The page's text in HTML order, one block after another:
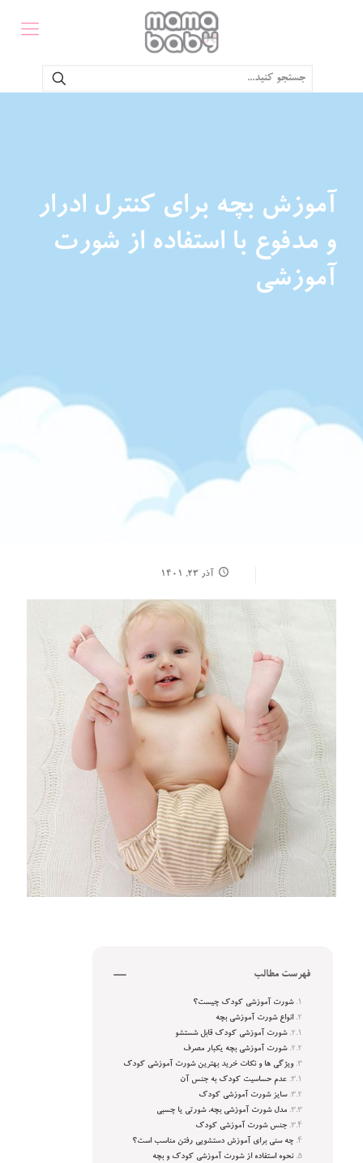
آموزش بچه برای کنترل ادرار
و مدفوع با استفاده از شورت
آموزشی
آذر ۲۳, ۱۴۰۱
فهرست مطالب
شورت آموزشی کودک چیست؟
انواع شورت آموزشی بچه
شورت آموزشی کودک قابل شستشو
شورت آموزشی بچه یکبار مصرف
ویژگی ها و نکات خرید بهترین شورت آموزشی کودک
عدم حساسیت کودک به جنس آن
سایز شورت آموزشی کودک
مدل شورت آموزشی بچه، شورتی یا چسبی
جنس شورت آموزشی کودک
چه سنی برای آموزش دستشویی رفتن مناسب است؟
نحوه استفاده از شورت آموزشی کودک و بچه